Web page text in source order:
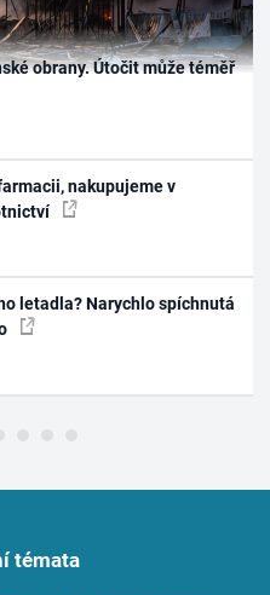
obrany. Útočit může téměř
nakupujeme v
letadla? Narychlo spíchnutá
témata